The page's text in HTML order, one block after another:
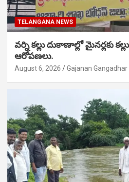
TELANGANA NEWS
వర్ని కల్లు దుకాణాల్లో మైనర్లకు
ఆరోపణలు.
August 6, 2026 Gajanan